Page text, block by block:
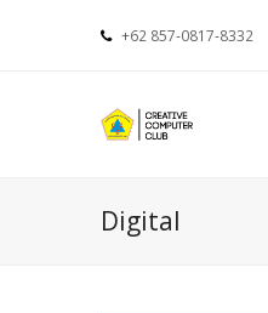
+62 857-0817-8332
Digital